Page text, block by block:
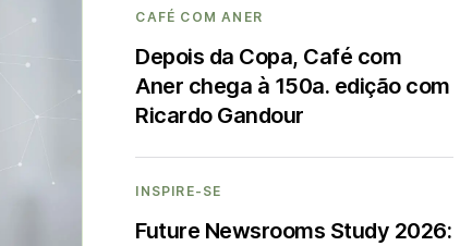
CAFÉ COM ANER
Depois da Copa, Café com
Aner chega à 150a. edição com
Ricardo Gandour
INSPIRE-SE
Future Newsrooms Study 2026: